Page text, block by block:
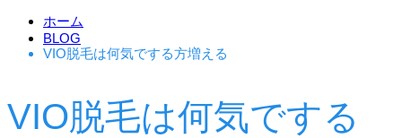
ホーム
BLOG
VIO脱毛は何気でする方増える
VIO脱毛は何気でする